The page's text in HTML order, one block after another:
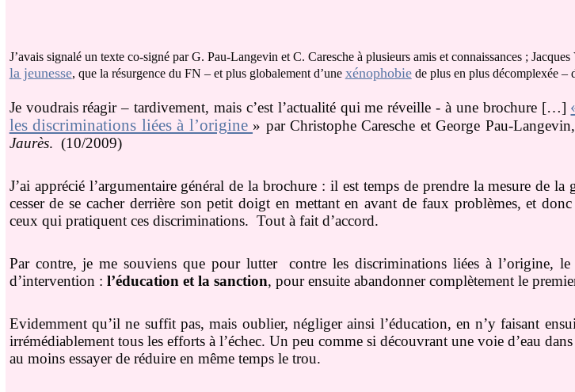
J’avais signalé un texte co-signé par G. Pau-Langevin et C. Caresche à plusieurs amis et connaissances ; Jacques
la jeunesse, que la résurgence du FN – et plus globalement d’une xénophobiede plus en plus décomplexée –
Je voudrais réagir – tardivement, mais c’est l’actualité qui me réveille - à une brochure […]
les discriminations liées à l’origine » par Christophe Caresche et George Pau-
Jaurès. (10/2009)
J’ai apprécié l’argumentaire général de la brochure : il est temps de prendre la mesure de la
cesser de se cacher derrière son petit doigt en mettant en avant de faux problèmes, et
ceux qui pratiquent ces discriminations. Tout à fait d’accord.
Par contre, je me souviens que pour lutter contre les discriminations liées à l’origine,
d’intervention : l’éducation et la sanction, pour ensuite abandonner complètement le
Evidemment qu’il ne suffit pas, mais oublier, négliger ainsi l’éducation, en n’y faisant
irrémédiablement tous les efforts à l’échec. Un peu comme si découvrant une voie d’eau
au moins essayer de réduire en même temps le trou.